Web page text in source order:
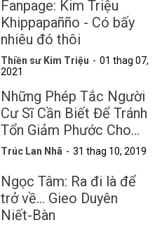
Fanpage: Kim Triệu
Khippapañño - Có bấy
nhiêu đó thôi
Thiền sư Kim Triệu
01 thag 07,
2021
Những Phép Tắc Người
Cư Sĩ Cần Biết Để Tránh
Tổn Giảm Phước Cho
Mình
Trúc Lan Nhã 31 thag 10, 2019
Ngọc Tâm: Ra đi là để
trở về... Gieo Duyên
Niết-Bàn